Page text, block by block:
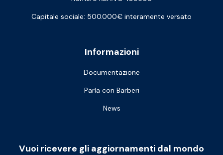
Informazioni
Documentazione
Parla con Barberi
News
Capitale sociale: 500.000€ interamente versato
Vuoi ricevere gli aggiornamenti dal mondo